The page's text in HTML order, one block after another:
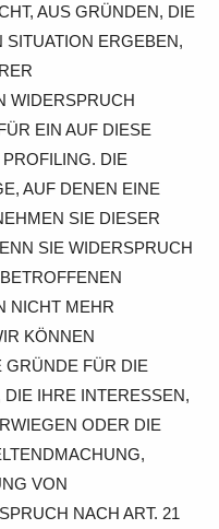
AUS GRÜNDEN, DIE
SITUATION ERGEBEN,
WIDERSPRUCH
EIN AUF DIESE
DIE
AUF DENEN EINE
SIE DIESER
SIE WIDERSPRUCH
NICHT MEHR
KÖNNEN
GRÜNDE FÜR DIE
IHRE INTERESSEN,
ODER DIE
VON
NACH ART. 21